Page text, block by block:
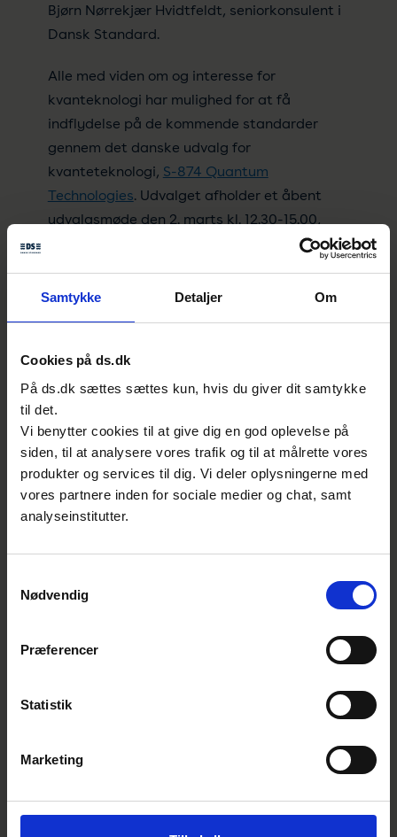
Samtykke Detaljer Om
Cookies på ds.dk
På ds.dk sættes sættes kun, hvis du giver dit samtykke
til det.
Vi benytter cookies til at give dig en god oplevelse på
siden, til at analysere vores trafik og til at målrette vores
produkter og services til dig. Vi deler oplysningerne med
vores partnere inden for sociale medier og chat, samt
analyseinstitutter.
Nødvendig
Præferencer
Statistik
Marketing
Bjørn Nørrekjær Hvidtfeldt, seniorkonsulent i
Dansk Standard.
Alle med viden om og interesse for
kvanteknologi har mulighed for at få
indflydelse på de kommende standarder
gennem det danske udvalg for
kvanteteknologi, S-874 Quantum
Technologies. Udvalget afholder et åbent
udvalgsmøde den 2. marts kl. 12.30-15.00,
hvor alle interesserede er velkomne til at
Hvis du ønsker at være med eller gerne vil
seniorkonsulent, Bjørn Nørrekjær
Hvidtfeldt.
Kontakt
Bjørn Nørrekjær Hvidtfeldt
Chefkonsulent, fagleder, digitalisering
Standardisering | Digital & Bæredygtighed
E: